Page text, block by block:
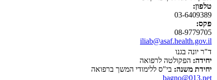
טלפון:
03-6409389
פקס:
08-9779705
iliab@asaf.health.gov.il
ד"ר יונה בגנו
יחידה: הפקולטה לרפואה
יחידת משנה: בי"ס ללימודי המשך ברפואה
bagno@013.net